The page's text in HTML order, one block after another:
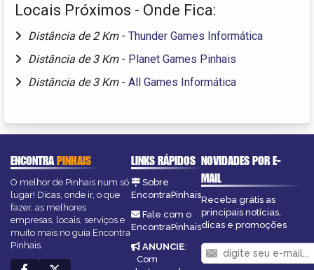
Locais Próximos - Onde Fica:
Distância de 2 Km - Thunder Games Informática
Distância de 3 Km - Planet Games Pinhais
Distância de 3 Km - All Games Informática
ENCONTRAPINHAIS
O melhor de Pinhais num só
lugar! Dicas, onde ir, o que
fazer, as melhores
empresas, locais, serviços e
muito mais no guia Encontra
Pinhais.
LINKS RÁPIDOS
Sobre
EncontraPinhais
Fale com o
EncontraPinhais
ANUNCIE:
Com
NOVIDADES POR E-
MAIL
Receba grátis as
principais notícias,
dicas e promoções